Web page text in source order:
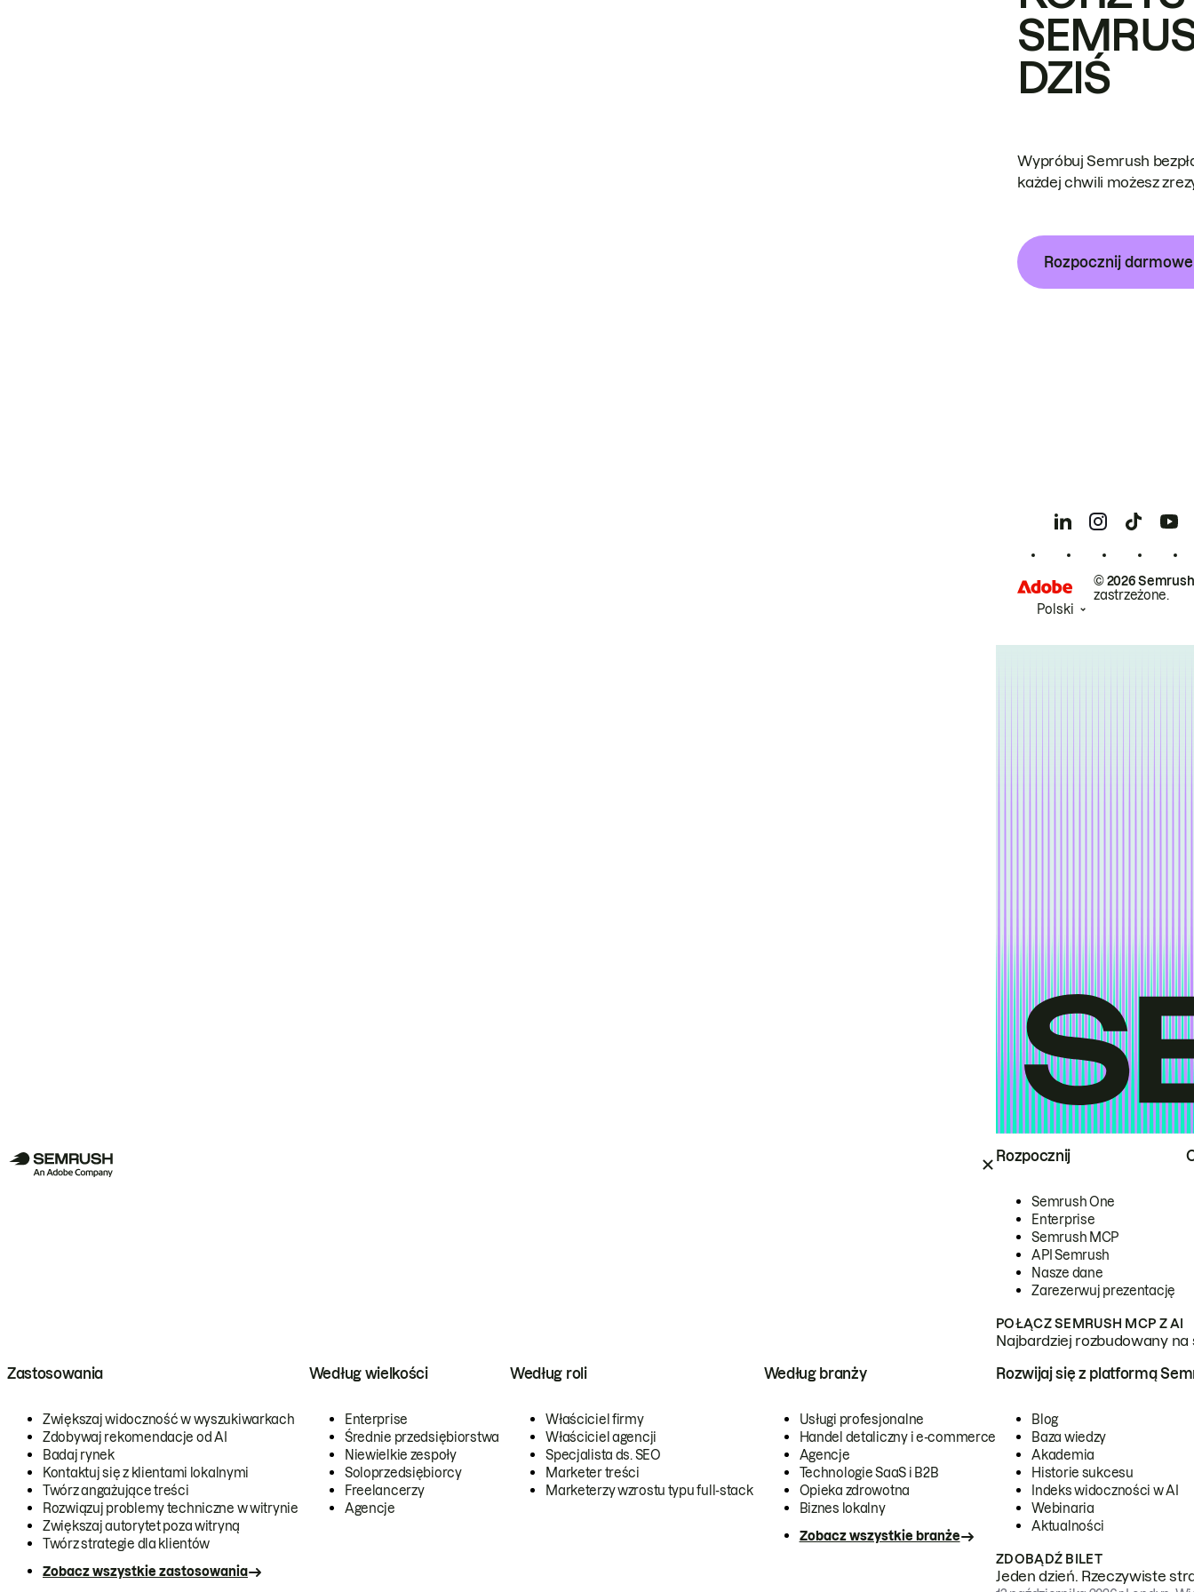
Rozpocznij
Semrush One
Enterprise
Semrush MCP
API Semrush
Nasze dane
Zarezerwuj prezentację
POŁĄCZ SEMRUSH MCP Z AI
Najbardziej rozbudowany
Zastosowania
Zwiększaj widoczność w wyszukiwarkach
Zdobywaj rekomendacje od AI
Badaj rynek
Kontaktuj się z klientami lokalnymi
Twórz angażujące treści
Rozwiązuj problemy techniczne w witrynie
Zwiększaj autorytet poza witryną
Twórz strategie dla klientów
Zobacz wszystkie zastosowania
Według wielkości
Enterprise
Średnie przedsiębiorstwa
Niewielkie zespoły
Soloprzedsiębiorcy
Freelancerzy
Agencje
Według roli
Właściciel firmy
Właściciel agencji
Specjalista ds. SEO
Marketer treści
Marketerzy wzrostu typu full-stack
Według branży
Usługi profesjonalne
Handel detaliczny i e-commerce
Agencje
Technologie SaaS i B2B
Opieka zdrowotna
Biznes lokalny
Zobacz wszystkie branże
Rozwijaj się z platformą
Blog
Baza wiedzy
Akademia
Historie sukcesu
Indeks widoczności w AI
Webinaria
Aktualności
ZDOBĄDŹ BILET
Jeden dzień. Rzeczywiste
DZIŚ
Wypróbuj Semrush
każdej chwili możesz
Rozpocznij
© 2026
zastrzeżone.
Polski